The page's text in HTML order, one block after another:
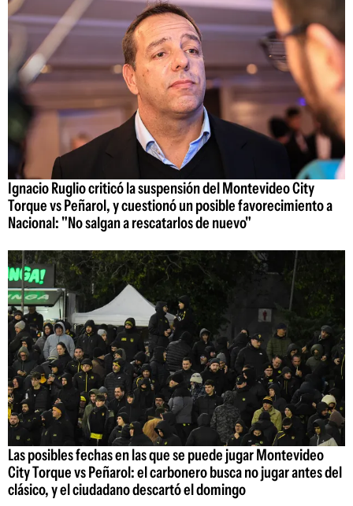
Ignacio Ruglio criticó la suspensión del Montevideo City
Torque vs Peñarol, y cuestionó un posible favorecimiento a
Nacional: "No salgan a rescatarlos de nuevo"
Las posibles fechas en las que se puede jugar Montevideo
City Torque vs Peñarol: el carbonero busca no jugar antes del
clásico, y el ciudadano descartó el domingo